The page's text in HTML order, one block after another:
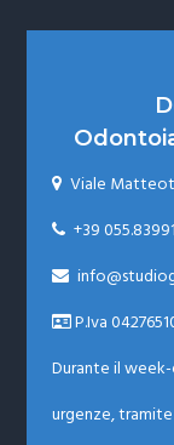
Viale
+39

P.Iva
Durante il
urgenze,